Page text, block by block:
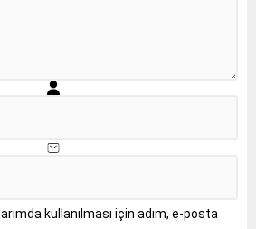
kullanılması için adım, e-posta